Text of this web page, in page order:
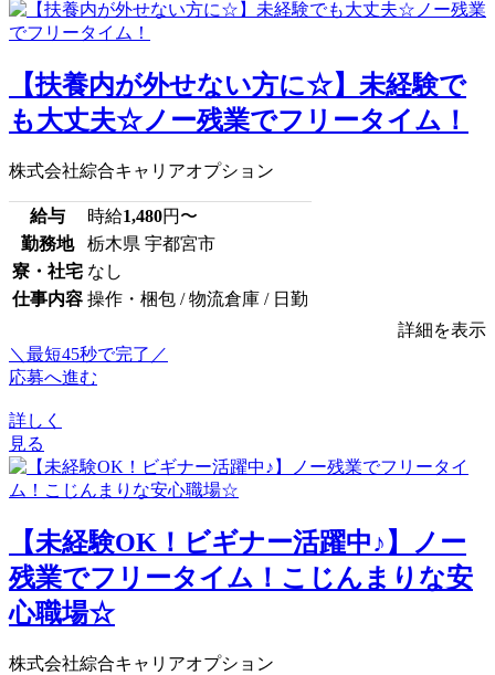
【扶養内が外せない方に☆】未経験で
も大丈夫☆ノー残業でフリータイム！
株式会社綜合キャリアオプション
給与 時給1,480円〜
勤務地
栃木県 宇都宮市
寮・社宅 なし
仕事内容 操作・梱包 / 物流倉庫 / 日勤
詳細を表示
＼最短45秒で完了／
応募へ進む
詳しく
見る
【未経験OK！ビギナー活躍中♪】ノー
残業でフリータイム！こじんまりな安
心職場☆
株式会社綜合キャリアオプション